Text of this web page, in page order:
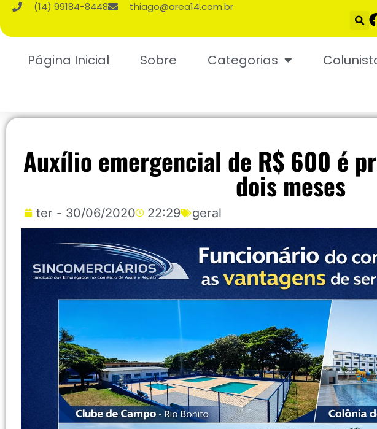
(14) 99184-8448 thiago@area14.com.br
Página Inicial Sobre Categorias
Auxílio emergencial de R$ 600 é
dois meses
ter - 30/06/2020 22:29 geral